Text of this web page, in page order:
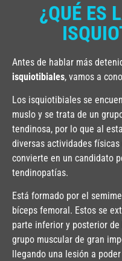
¿QUÉ ES
Antes de hablar más
isquiotibiales, vamos a
Los isquiotibiales se
muslo y se trata de un
tendinosa, por lo que al
diversas actividades
convierte en un candidato
tendinopatías.
Está formado por el
bíceps femoral. Estos se
parte inferior y posterior
grupo muscular de gran
llegando una lesión a